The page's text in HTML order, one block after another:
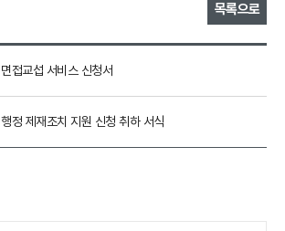
목록으로
면접교섭 서비스 신청서
행정 제재조치 지원 신청 취하 서식